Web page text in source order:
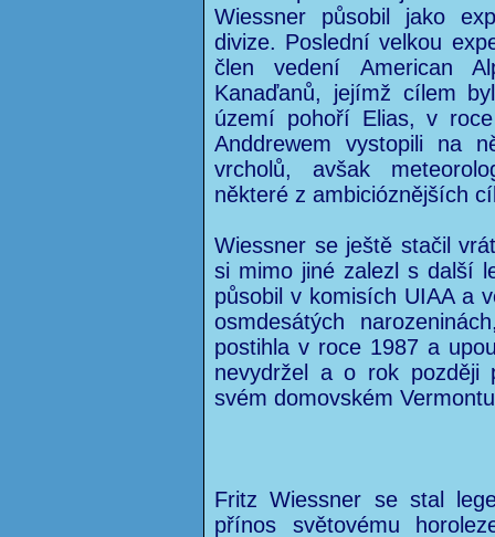
Wiessner působil jako
divize. Poslední velkou
člen vedení American
Kanaďanů, jejímž cílem
území pohoří Elias, v
Anddrewem vystopili na
vrcholů, avšak
některé z ambicióznějších
Wiessner se ještě stačil
si mimo jiné zalezl s další
působil v komisích UIAA a
osmdesátých
postihla v roce 1987 a
nevydržel a o rok později
svém domovském
Fritz Wiessner se stal
přínos světovému